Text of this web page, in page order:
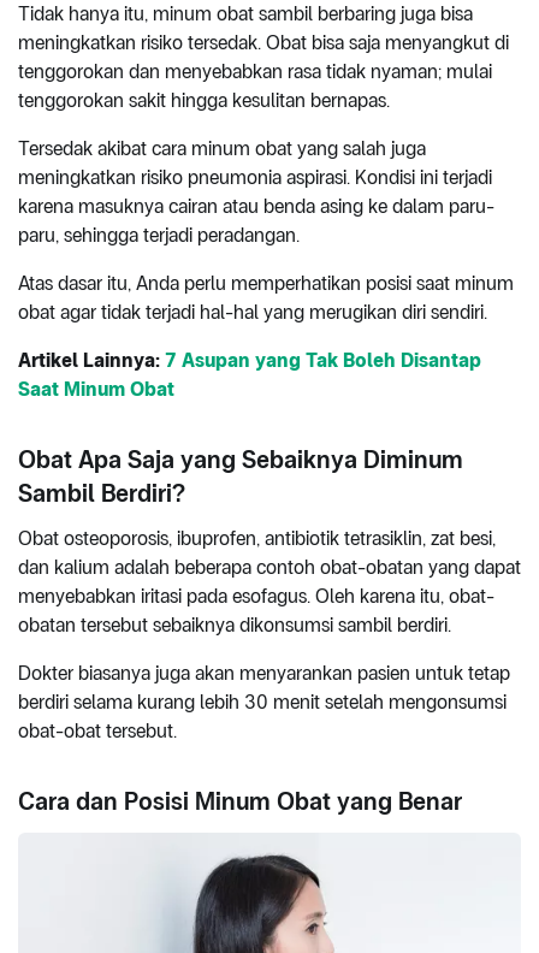
Tidak hanya itu, minum obat sambil berbaring juga bisa
meningkatkan risiko tersedak. Obat bisa saja menyangkut di
tenggorokan dan menyebabkan rasa tidak nyaman; mulai
tenggorokan sakit hingga kesulitan bernapas.
Tersedak akibat cara minum obat yang salah juga
meningkatkan risiko pneumonia aspirasi. Kondisi ini terjadi
karena masuknya cairan atau benda asing ke dalam paru-
paru, sehingga terjadi peradangan.
Atas dasar itu, Anda perlu memperhatikan posisi saat minum
obat agar tidak terjadi hal-hal yang merugikan diri sendiri.
Artikel Lainnya: 7 Asupan yang Tak Boleh Disantap
Saat Minum Obat
Obat Apa Saja yang Sebaiknya Diminum
Sambil Berdiri?
Obat osteoporosis, ibuprofen, antibiotik tetrasiklin, zat besi,
dan kalium adalah beberapa contoh obat-obatan yang dapat
menyebabkan iritasi pada esofagus. Oleh karena itu, obat-
obatan tersebut sebaiknya dikonsumsi sambil berdiri.
Dokter biasanya juga akan menyarankan pasien untuk tetap
berdiri selama kurang lebih 30 menit setelah mengonsumsi
obat-obat tersebut.
Cara dan Posisi Minum Obat yang Benar